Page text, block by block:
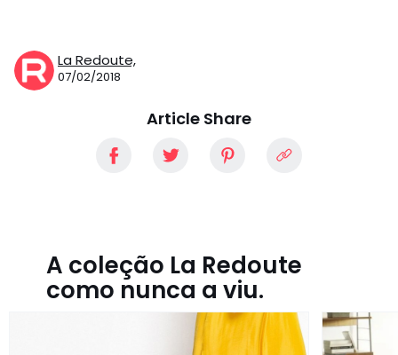
La Redoute,
07/02/2018
Article Share
A coleção La Redoute
como nunca a viu.